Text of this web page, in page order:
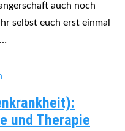
auch noch
selbst euch erst einmal
und Therapie